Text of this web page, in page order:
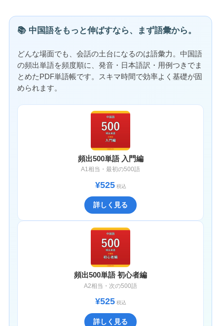
📚 中国語をもっと伸ばすなら、まず語彙から。
どんな場面でも、会話の土台になるのは語彙力。中国語
の頻出単語を頻度順に、発音・日本語訳・用例つきでま
とめたPDF単語帳です。スキマ時間で効率よく基礎が固
められます。
頻出500単語 入門編
A1相当・最初の500語
¥525税込
詳しく見る
頻出500単語 初心者編
A2相当・次の500語
¥525税込
詳しく見る